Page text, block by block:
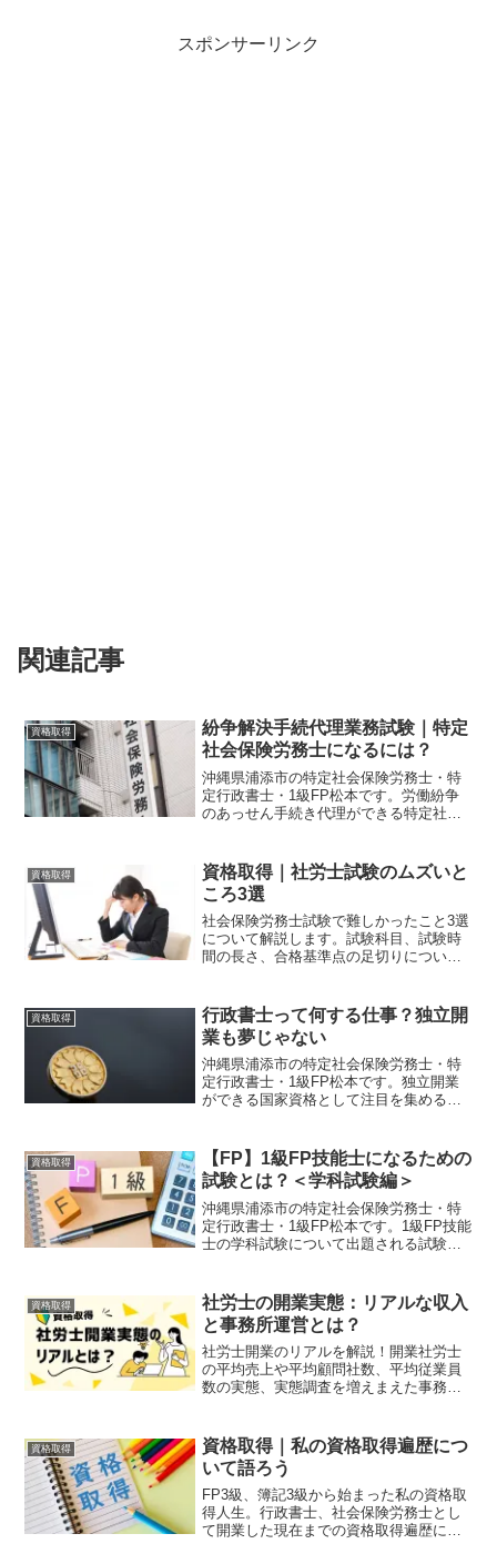
スポンサーリンク
関連記事
資格取得
紛争解決手続代理業務試験｜特定
社会保険労務士になるには？
沖縄県浦添市の特定社会保険労務士・特
定行政書士・1級FP松本です。労働紛争
のあっせん手続き代理ができる特定社会
必要があります。特定社労士を目指す方
は必見です。
資格取得
資格取得｜社労士試験のムズいと
ころ3選
社会保険労務士試験で難しかったこと3選
について解説します。試験科目、試験時
間の長さ、合格基準点の足切りについ
ある方は必見です。
資格取得
行政書士って何する仕事？独立開
業も夢じゃない
沖縄県浦添市の特定社会保険労務士・特
定行政書士・1級FP松本です。独立開業
ができる国家資格として注目を集める
政書士試験の日。行政書士の資格に興味
のある方は必見です。
資格取得
【FP】1級FP技能士になるための
試験とは？＜学科試験編＞
沖縄県浦添市の特定社会保険労務士・特
定行政書士・1級FP松本です。1級FP技能
士の学科試験について出題される試験分
ます。これから1級FP技能士に合格した
い方は必見です。
資格取得
社労士の開業実態：リアルな収入
と事務所運営とは？
社労士開業のリアルを解説！開業社労士
の平均売上や平均顧問社数、平均従業員
数の実態、実態調査を増えまえた事務所
報満載です。
資格取得
資格取得｜私の資格取得遍歴につ
いて語ろう
FP3級、簿記3級から始まった私の資格取
得人生。行政書士、社会保険労務士とし
て開業した現在までの資格取得遍歴につ